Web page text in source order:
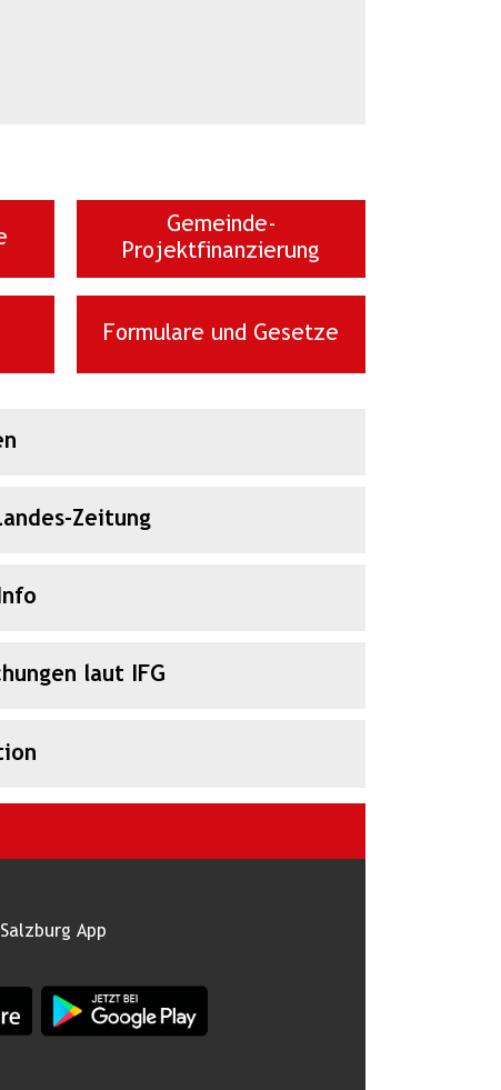
Gemeinde-
Projektfinanzierung
Formulare und Gesetze
Zeitung
laut IFG
App
im Apple App Store
App Land Salzburg im Google Play Store